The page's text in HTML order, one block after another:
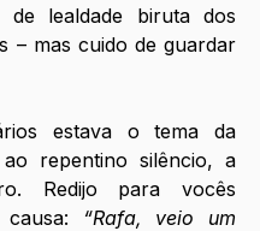
lealdade biruta dos
– mas cuido de guardar
estava o tema da
repentino silêncio, a
Redijo para vocês
“Rafa, veio um